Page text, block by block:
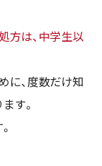
方は、中学生以
に、度数だけ知
す。